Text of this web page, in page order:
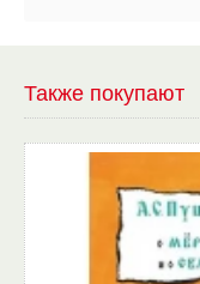
Также покупают